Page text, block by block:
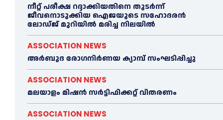
നീറ്റ് പരീക്ഷ റദ്ദാക്കിയതിനെ തുടര്‍ന്ന്
ജീവനൊടുക്കിയ ഐജയുടെ സഹോദരന്‍
ലോഡ്ജ് മുറിയില്‍ മരിച്ച നിലയില്‍
ASSOCIATION NEWS
അര്‍ബുദ രോഗനിര്‍ണയ ക്യാമ്പ് സംഘടിപ്പിച്ചു
ASSOCIATION NEWS
മലയാളം മിഷൻ സർട്ടിഫിക്കറ്റ് വിതരണം
ASSOCIATION NEWS